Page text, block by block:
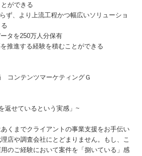
ができる
ず、より上流工程かつ幅広いソリューショ
タを250万人分保有
推進する経験を積むことができる
コンテンツマーケティングＧ
返せているという実感」~
くまでクライアントの事業支援をお手伝い
店や調査会社にとどまりません。もし、こ
のご経験において案件を「捌いている」感